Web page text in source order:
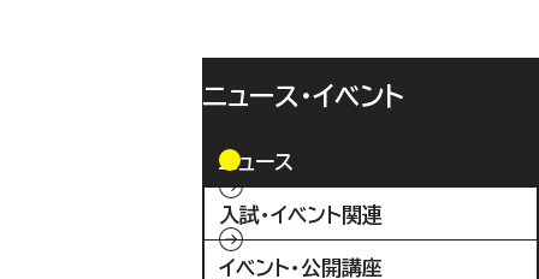
ニュース・イベント
ニュース
入試・イベント関連
イベント・公開講座